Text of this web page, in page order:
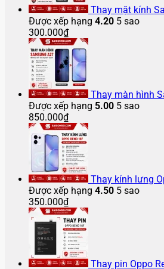
Thay mặt kính
Được xếp hạng 4.20 5 sao
300.000₫
Thay màn hình
Được xếp hạng 5.00 5 sao
850.000₫
Thay kính lưng
Được xếp hạng 4.50 5 sao
350.000₫
Thay pin Oppo